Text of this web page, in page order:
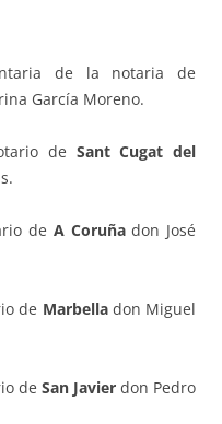
de la notaria de
García Moreno.
de Sant Cugat del
de A Coruñadon José
de Marbelladon Miguel
de San Javierdon Pedro